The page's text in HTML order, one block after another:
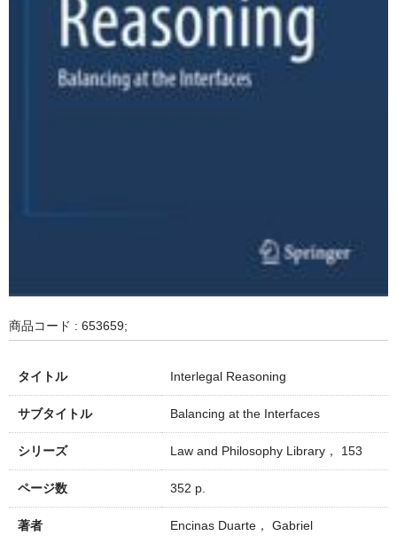
商品コード : 653659;
タイトル Interlegal Reasoning
サブタイトル Balancing at the Interfaces
シリーズ Law and Philosophy Library， 153
ページ数 352 p.
著者
Encinas Duarte， Gabriel